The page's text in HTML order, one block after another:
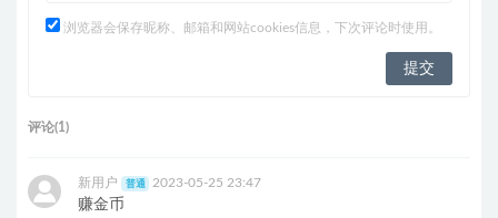
浏览器会保存昵称、邮箱和网站cookies信息，下次评论时使用。
评论(1)
新用户 普通 2023-05-25 23:47
赚金币